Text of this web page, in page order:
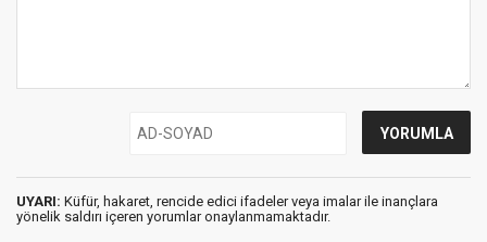
UYARI: Küfür, hakaret, rencide edici ifadeler veya imalar ile inançlara
yönelik saldırı içeren yorumlar onaylanmamaktadır.